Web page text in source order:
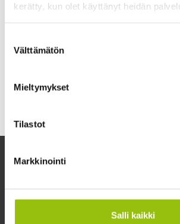
kerätty, kun olet käyttänyt heidän
Cookiebot >
valinta
Välttämätön
Mieltymykset
Tilastot
Markkinointi
Salli kaikki
2
Search instructions mentioned
Price